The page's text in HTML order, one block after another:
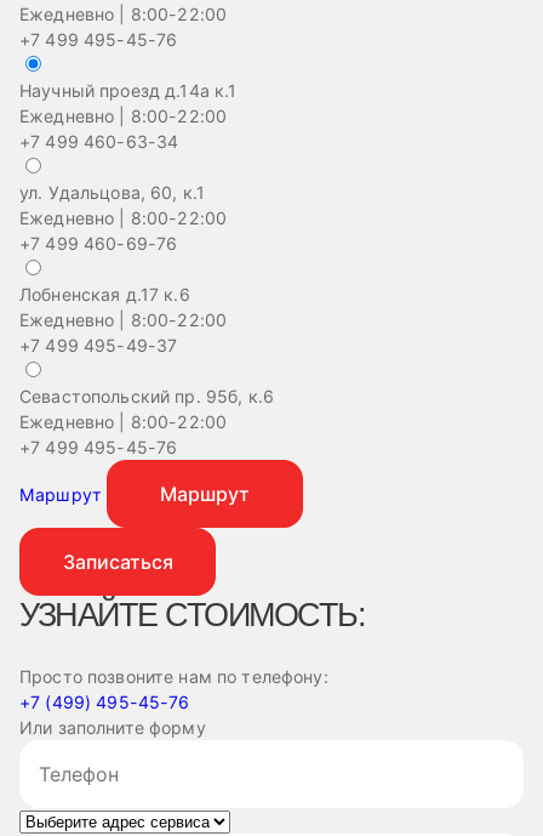
Ежедневно | 8:00-22:00
+7 499 495-45-76
Научный проезд д.14а к.1
Ежедневно | 8:00-22:00
+7 499 460-63-34
ул. Удальцова, 60, к.1
Ежедневно | 8:00-22:00
+7 499 460-69-76
Лобненская д.17 к.6
Ежедневно | 8:00-22:00
+7 499 495-49-37
Севастопольский пр. 95б, к.6
Ежедневно | 8:00-22:00
+7 499 495-45-76
Маршрут Маршрут
Записаться
УЗНАЙТЕ СТОИМОСТЬ:
Просто позвоните нам по телефону:
+7 (499) 495-45-76
Или заполните форму